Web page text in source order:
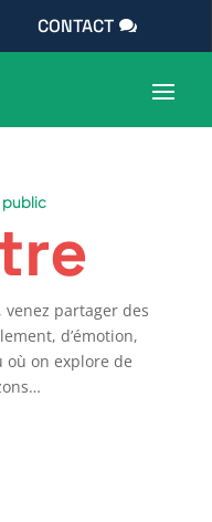
CONTACT
partager des
d’émotion,
où on explore de